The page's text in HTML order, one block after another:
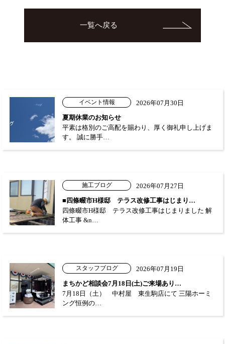
一覧へ戻る
イベント情報
2026年07月30日
夏期休業のお知らせ
平素は格別のご高配を賜わり、厚く御礼申し上げま
す。 誠に勝手…
施工ブログ
2026年07月27日
■四條畷市H様邸 テラス改修工事はじまり…
四條畷市H様邸 テラス改修工事はじまりました 解
体工事 &n…
スタッフブログ
2026年07月19日
まちかど相談会7月18日(土)ご来場あり…
7月18日（土） 中村屋 東生駒店にて 三陽ホーミ
ング恒例の…